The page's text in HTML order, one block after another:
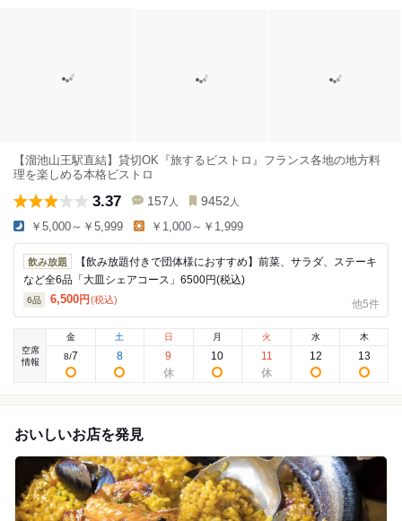
【溜池山王駅直結】貸切OK『旅するビストロ』フランス各地の地方料
理を楽しめる本格ビストロ
3.37 157 人 9452 人
￥5,000～￥5,999 ￥1,000～￥1,999
飲み放題
【飲み放題付きで団体様におすすめ】前菜、サラダ、ステーキ
など全6品「大皿シェアコース」6500円(税込)
6品 6,500円 (税込) 他5件
空席
情報
金
8/7
土
8
日
9
月
10
火
11
水
12
木
13
おいしいお店を発見